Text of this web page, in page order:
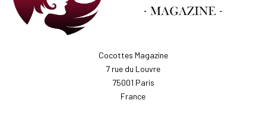
Cocottes Magazine
7 rue du Louvre
75001 Paris
France